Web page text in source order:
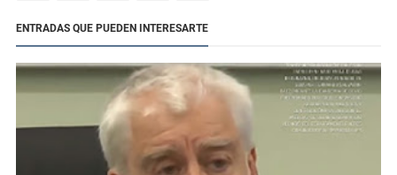
ENTRADAS QUE PUEDEN INTERESARTE